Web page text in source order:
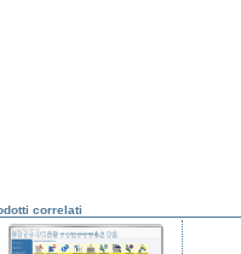
correlati